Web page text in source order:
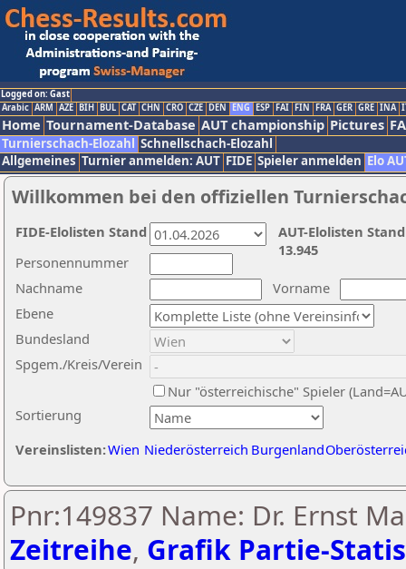
Logged on: Gast
Arabic ARM AZE BIH BUL CAT CHN CRO CZE DEN ENG ESP FAI FIN FRA GER GRE INA
Home Tournament-Database AUT championship Pictures
Turnierschach-Elozahl Schnellschach-Elozahl
Allgemeines Turnier anmelden: AUT FIDE Spieler anmelden Elo
Willkommen bei den offiziellen
Nachname
Vorname
Ebene
Sortierung
Personennummer
Bundesland
Spgem./Kreis/Verein
Nur "österreichische" Spieler
Vereinslisten:Wien Niederösterreich Burgenland
AUT-Elolisten
13.945
FIDE-Elolisten Stand
Pnr:149837 Name: Dr. Ernst
Zeitreihe, Grafik Partie-